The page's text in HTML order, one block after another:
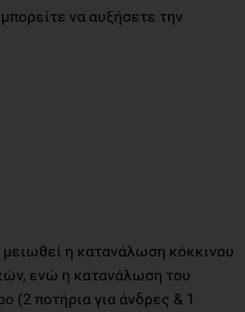
να αυξήσετε την
μειωθεί η κατανάλωση κόκκινου
ενώ η κατανάλωση του
(2 ποτήρια για άνδρες & 1